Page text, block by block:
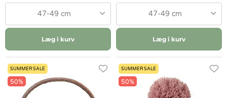
47-49 cm
Læg i kurv
47-49 cm
Læg i kurv
SUMMER SALE
50%
SUMMER SALE
50%